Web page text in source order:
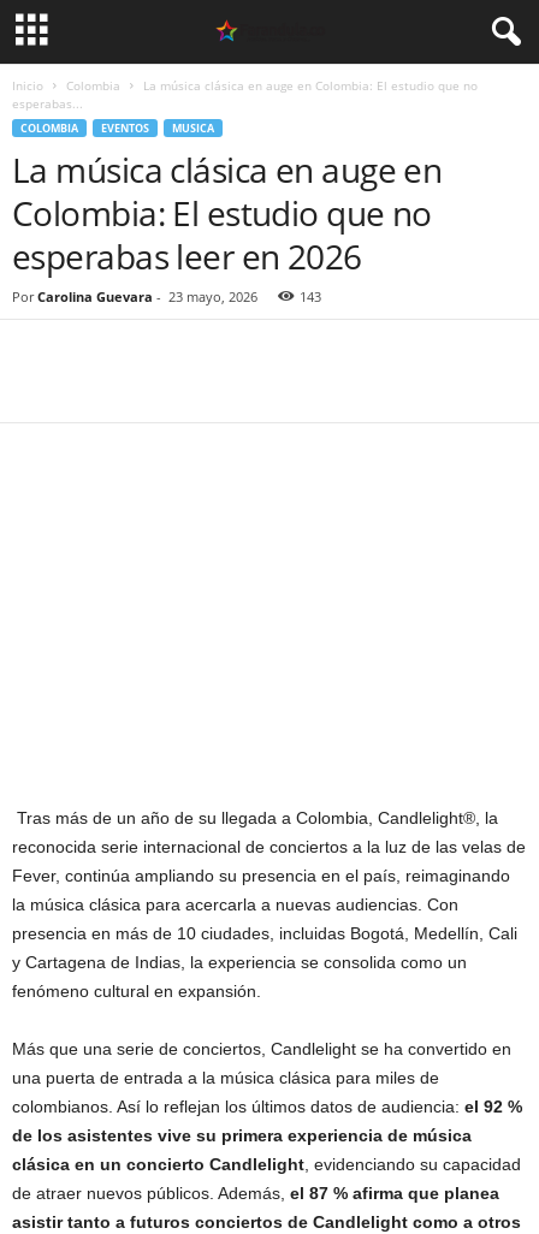
Inicio Colombia
La música clásica en auge en Colombia: El estudio que no
esperabas...
COLOMBIA EVENTOS MUSICA
La música clásica en auge en
Colombia: El estudio que no
esperabas leer en 2026
Por Carolina Guevara - 23 mayo, 2026 143
Tras más de un año de su llegada a Colombia, Candlelight®, la
reconocida serie internacional de conciertos a la luz de las velas de
Fever, continúa ampliando su presencia en el país, reimaginando
la música clásica para acercarla a nuevas audiencias. Con
presencia en más de 10 ciudades, incluidas Bogotá, Medellín, Cali
y Cartagena de Indias, la experiencia se consolida como un
fenómeno cultural en expansión.
Más que una serie de conciertos, Candlelight se ha convertido en
una puerta de entrada a la música clásica para miles de
colombianos. Así lo reflejan los últimos datos de audiencia: el 92 %
de los asistentes vive su primera experiencia de música
clásica en un concierto Candlelight, evidenciando su capacidad
de atraer nuevos públicos. Además, el 87 % afirma que planea
asistir tanto a futuros conciertos de Candlelight como a otros